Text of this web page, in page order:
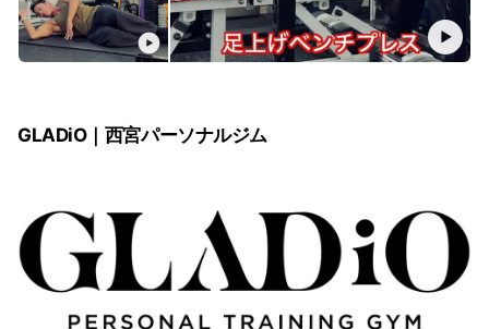
GLADiO｜西宮パーソナルジム